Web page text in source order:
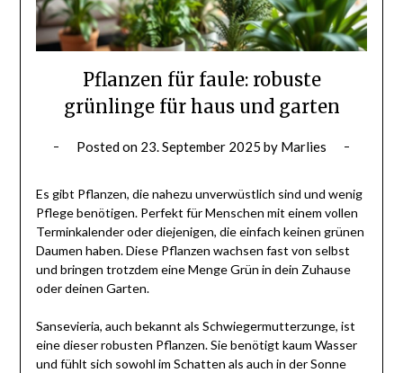
Pflanzen für faule: robuste
grünlinge für haus und garten
Posted on 23. September 2025 by Marlies
Es gibt Pflanzen, die nahezu unverwüstlich sind und wenig
Pflege benötigen. Perfekt für Menschen mit einem vollen
Terminkalender oder diejenigen, die einfach keinen grünen
Daumen haben. Diese Pflanzen wachsen fast von selbst
und bringen trotzdem eine Menge Grün in dein Zuhause
oder deinen Garten.
Sansevieria, auch bekannt als Schwiegermutterzunge, ist
eine dieser robusten Pflanzen. Sie benötigt kaum Wasser
und fühlt sich sowohl im Schatten als auch in der Sonne